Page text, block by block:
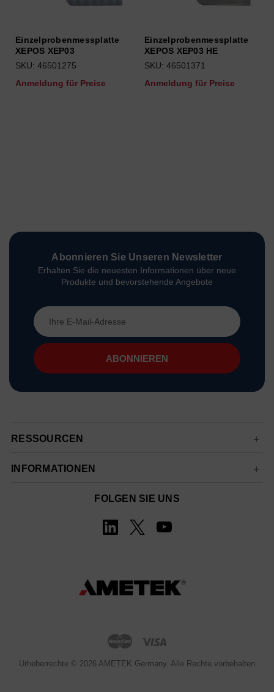
Einzelprobenmessplatte
XEPOS XEP03
SKU: 46501275
Anmeldung für Preise
Einzelprobenmessplatte
XEPOS XEP03 HE
SKU: 46501371
Anmeldung für Preise
Abonnieren Sie Unseren Newsletter
Erhalten Sie die neuesten Informationen über neue
Produkte und bevorstehende Angebote
E-
Mail-
Adresse
RESSOURCEN
INFORMATIONEN
FOLGEN SIE UNS
Urheberrechte © 2026 AMETEK Germany. Alle Rechte vorbehalten